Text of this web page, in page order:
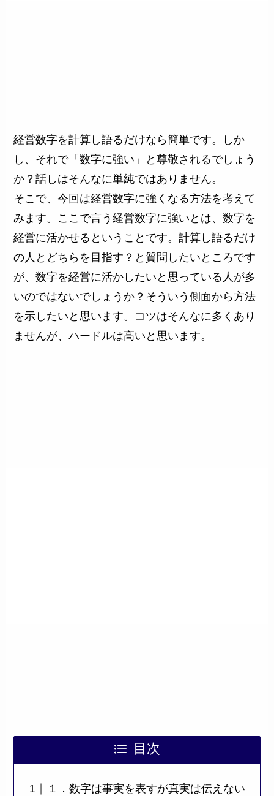
経営数字を計算し語るだけなら簡単です。しか
し、それで「数字に強い」と尊敬されるでしょう
か？話しはそんなに単純ではありません。
そこで、今回は経営数字に強くなる方法を考えて
みます。ここで言う経営数字に強いとは、数字を
経営に活かせるということです。計算し語るだけ
の人とどちらを目指す？と質問したいところです
が、数字を経営に活かしたいと思っている人が多
いのではないでしょうか？そういう側面から方法
を示したいと思います。コツはそんなに多くあり
ませんが、ハードルは高いと思います。
目次
１．数字は事実を表すが真実は伝えない